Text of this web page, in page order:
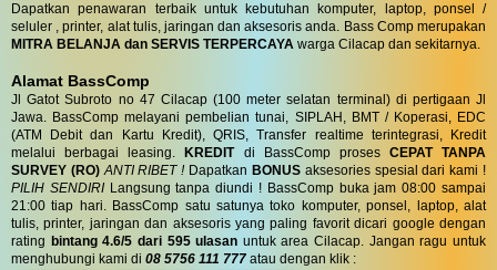
Dapatkan penawaran terbaik untuk kebutuhan komputer, laptop, ponsel /
seluler , printer, alat tulis, jaringan dan aksesoris anda. Bass Comp merupakan
MITRA BELANJA dan SERVIS TERPERCAYA warga Cilacap dan sekitarnya.
Alamat BassComp
Jl Gatot Subroto no 47 Cilacap (100 meter selatan terminal) di pertigaan Jl
Jawa. BassComp melayani pembelian tunai, SIPLAH, BMT / Koperasi, EDC
(ATM Debit dan Kartu Kredit), QRIS, Transfer realtime terintegrasi, Kredit
melalui berbagai leasing.
KREDITdi BassComp proses CEPAT TANPA
SURVEY (RO) ANTI RIBET !Dapatkan BONUSaksesories spesial dari kami !
PILIH SENDIRILangsung tanpa diundi ! BassComp buka jam 08:00 sampai
21:00 tiap hari. BassComp satu satunya toko komputer, ponsel, laptop, alat
tulis, printer, jaringan dan aksesoris yang paling favorit dicari google dengan
rating bintang 4.6/5 dari 595 ulasan untuk area Cilacap. Jangan ragu untuk
menghubungi kami di 08 5756 111 777 atau dengan klik :